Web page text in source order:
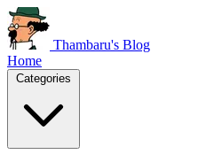
Thambaru's Blog
Home